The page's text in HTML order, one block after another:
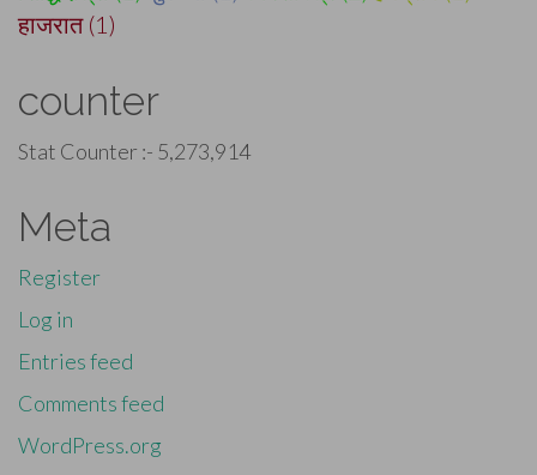
हाजरात (1)
counter
Stat Counter :- 5,273,914
Meta
Register
Log in
Entries feed
Comments feed
WordPress.org